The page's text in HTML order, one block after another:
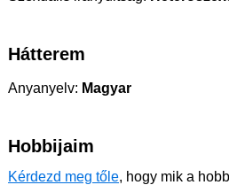
Hátterem
Anyanyelv: Magyar
Hobbijaim
Kérdezd meg tőle, hogy mik a